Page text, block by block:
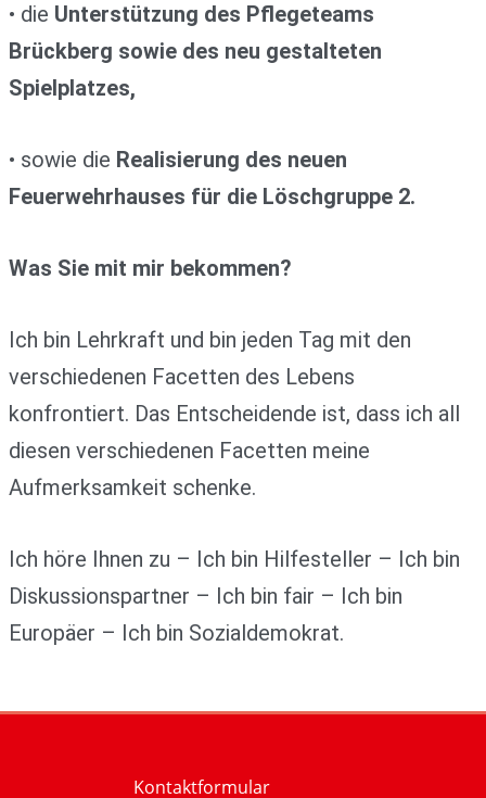
• die Unterstützung des Pflegeteams
Brückberg sowie des neu gestalteten
Spielplatzes,
• sowie die Realisierung des neuen
Feuerwehrhauses für die Löschgruppe 2.
Was Sie mit mir bekommen?
Ich bin Lehrkraft und bin jeden Tag mit den
verschiedenen Facetten des Lebens
konfrontiert. Das Entscheidende ist, dass ich all
diesen verschiedenen Facetten meine
Aufmerksamkeit schenke.
Ich höre Ihnen zu – Ich bin Hilfesteller – Ich bin
Diskussionspartner – Ich bin fair – Ich bin
Europäer – Ich bin Sozialdemokrat.
Kontaktformular